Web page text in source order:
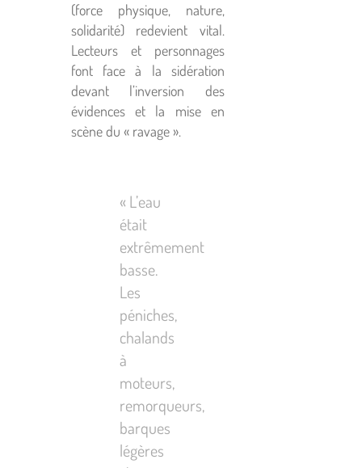
(force physique, nature,
solidarité) redevient vital.
Lecteurs et personnages
font face à la sidération
devant l’inversion des
évidences et la mise en
scène du « ravage ».
« L’eau
était
extrêmement
basse.
Les
péniches,
chalands
à
moteurs,
remorqueurs,
barques
légères